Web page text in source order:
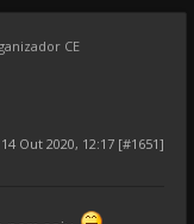
CE
14 Out 2020, 12:17 [#1651]